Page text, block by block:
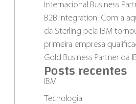
Internacional Business
B2B Integration. Com a
da Sterling pela IBM
primeira empresa
Gold Business Partner da
Posts recentes
IBM
Tecnologia